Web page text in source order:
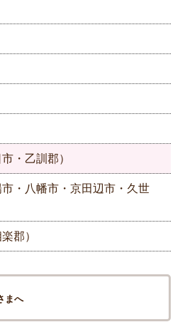
・乙訓郡）
・八幡市・京田辺市・久世
郡）
まへ